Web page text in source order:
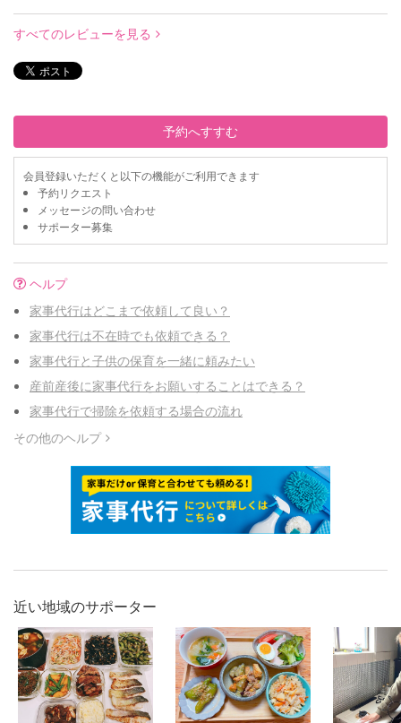
すべてのレビューを見る
予約へすすむ
会員登録いただくと以下の機能がご利用できます
予約リクエスト
メッセージの問い合わせ
サポーター募集
ヘルプ
家事代行はどこまで依頼して良い？
家事代行は不在時でも依頼できる？
家事代行と子供の保育を一緒に頼みたい
産前産後に家事代行をお願いすることはできる？
家事代行で掃除を依頼する場合の流れ
その他のヘルプ
近い地域のサポーター